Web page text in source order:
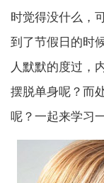
时觉得没什么，
到了节假日的时
人默默的度过，
摆脱单身呢？而
呢？一起来学习